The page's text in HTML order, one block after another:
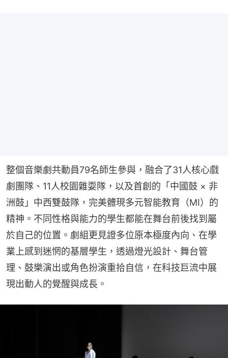
整個音樂劇共動員79名師生參與，融合了31人核心戲
劇團隊、11人校園雜耍隊，以及首創的「中國鼓 × 非
洲鼓」中西雙鼓隊，完美體現多元智能教育（MI）的
精神。不同性格與能力的學生都能在舞台前後找到屬
於自己的位置。劇組更見證多位原本極度內向、在學
業上感到迷惘的基層學生，透過燈光設計、舞台管
理、鼓樂演出或角色扮演重拾自信，在科技巨流中展
現出動人的覺醒與成長。